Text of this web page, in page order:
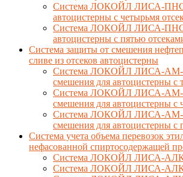
Система ЛОКОЙЛ ЛИСА-
автоцистерны с четырьмя
Система ЛОКОЙЛ ЛИСА-
автоцистерны с пятью
Система защиты от смешения
сливе из отсеков автоцистерны
Система ЛОКОЙЛ ЛИСА-AM-
смешения для автоцистерны с
Система ЛОКОЙЛ ЛИСА-AM-
смешения для автоцистерны с
Система ЛОКОЙЛ ЛИСА-AM-
смешения для автоцистерны с
Система учета объема перевозок
нефасованной спиртосодержащей
Система ЛОКОЙЛ ЛИСА-
Система ЛОКОЙЛ ЛИСА-